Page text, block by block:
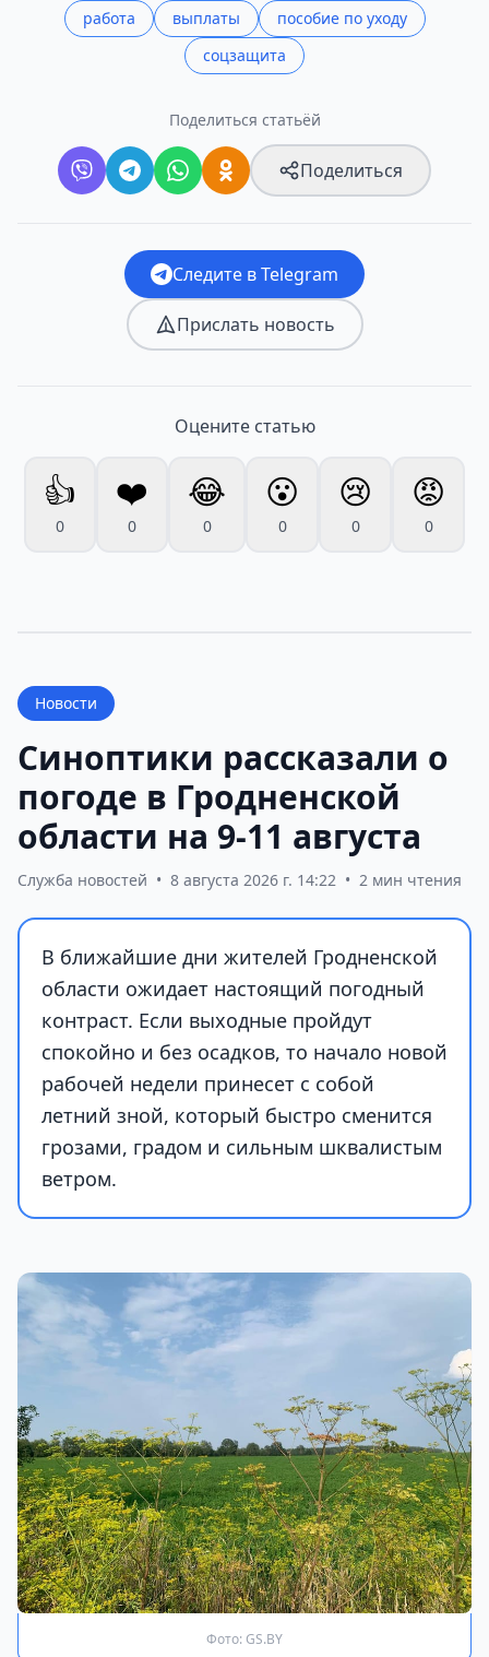
работа выплаты
пособие по уходу
соцзащита
Поделиться статьёй
Поделиться
Следите в Telegram
Прислать новость
Оцените статью
👍
0
❤️
0
😂
0
😮
0
😢
0
😡
0
Новости
Синоптики рассказали о
погоде в Гродненской
области на 9-11 августа
Служба новостей • 8 августа 2026 г. 14:22 • 2 мин чтения
В ближайшие дни жителей Гродненской
области ожидает настоящий погодный
контраст. Если выходные пройдут
спокойно и без осадков, то начало новой
рабочей недели принесет с собой
летний зной, который быстро сменится
грозами, градом и сильным шквалистым
ветром.
Фото: GS.BY